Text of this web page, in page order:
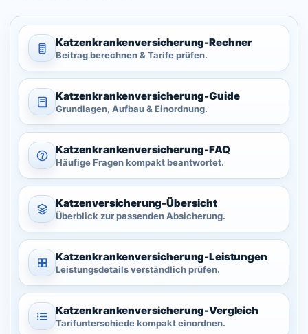
Katzenkrankenversicherung-Rechner
Beitrag berechnen & Tarife prüfen.
Katzenkrankenversicherung-Guide
Grundlagen, Aufbau & Einordnung.
Katzenkrankenversicherung-FAQ
Häufige Fragen kompakt beantwortet.
Katzenversicherung-Übersicht
Überblick zur passenden Absicherung.
Katzenkrankenversicherung-Leistungen
Leistungsdetails verständlich prüfen.
Katzenkrankenversicherung-Vergleich
Tarifunterschiede kompakt einordnen.